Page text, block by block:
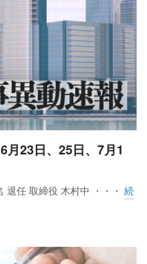
前年比でプラスとなっ
丸松坂屋百貨店が11.7％
が7.6%増。12月に引き続
額品や化粧品が好調だっ
月23日、25日、7月1
退任 取締役 木村中 ・・・ 続